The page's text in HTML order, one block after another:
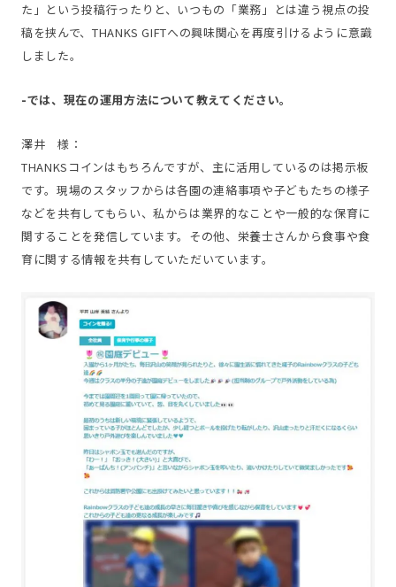
た」という投稿行ったりと、いつもの「業務」とは違う視点の投
稿を挟んで、THANKS GIFTへの興味関心を再度引けるように意識
しました。
-では、現在の運用方法について教えてください。
澤井 様：
THANKSコインはもちろんですが、主に活用しているのは掲示板
です。現場のスタッフからは各園の連絡事項や子どもたちの様子
などを共有してもらい、私からは業界的なことや一般的な保育に
関することを発信しています。その他、栄養士さんから食事や食
育に関する情報を共有していただいています。